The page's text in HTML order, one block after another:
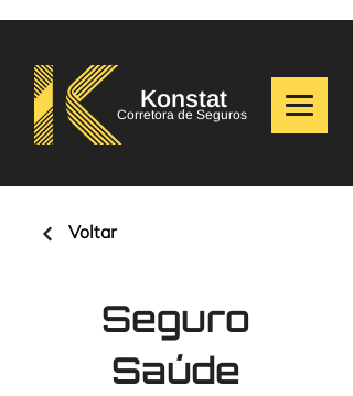
Konstat
Corretora de Seguros
Voltar
Seguro
Saúde